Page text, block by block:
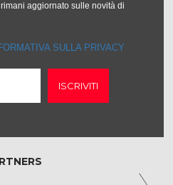
aggiornato sulle novità di
SULLA PRIVACY
ISCRIVITI